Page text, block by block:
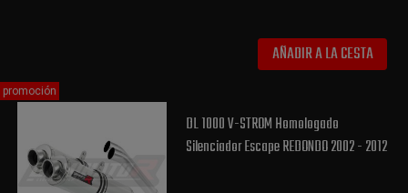
AÑADIR A LA CESTA
DL 1000 V-STROM Homologado
Silenciador Escape REDONDO 2002 - 2012
promoción